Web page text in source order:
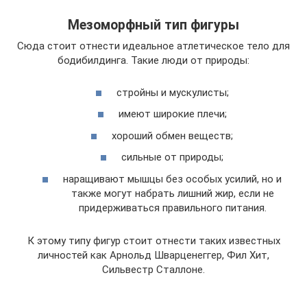
Мезоморфный тип фигуры
Сюда стоит отнести идеальное атлетическое тело для
бодибилдинга. Такие люди от природы:
стройны и мускулисты;
имеют широкие плечи;
хороший обмен веществ;
сильные от природы;
наращивают мышцы без особых усилий, но и
также могут набрать лишний жир, если не
придерживаться правильного питания.
К этому типу фигур стоит отнести таких известных
личностей как Арнольд Шварценеггер, Фил Хит,
Сильвестр Сталлоне.